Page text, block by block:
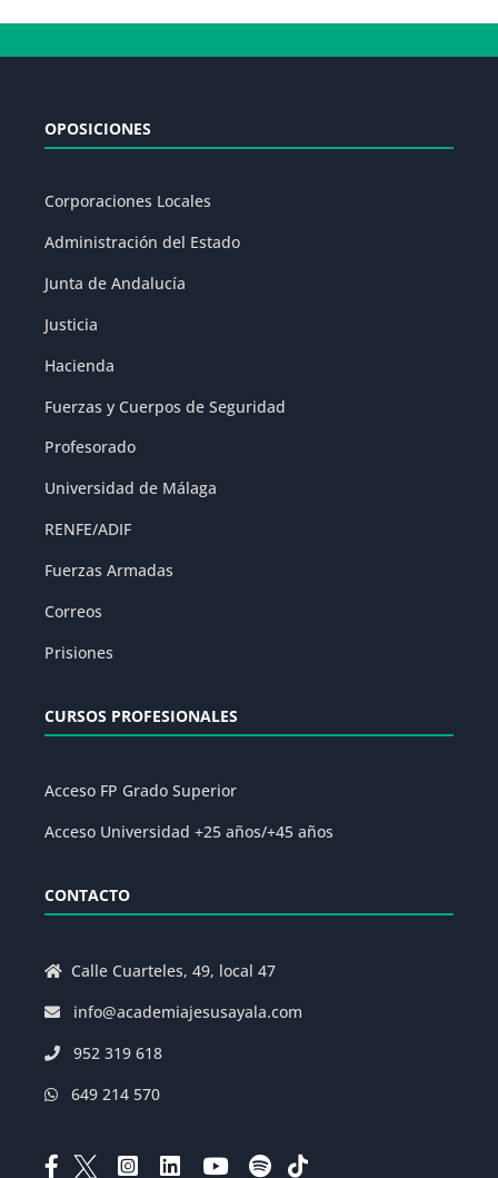
OPOSICIONES
Corporaciones Locales
Administración del Estado
Junta de Andalucía
Justicia
Hacienda
Fuerzas y Cuerpos de Seguridad
Profesorado
Universidad de Málaga
RENFE/ADIF
Fuerzas Armadas
Correos
Prisiones
CURSOS PROFESIONALES
Acceso FP Grado Superior
Acceso Universidad +25 años/+45 años
CONTACTO
Calle Cuarteles, 49, local 47
info@academiajesusayala.com
952 319 618
649 214 570